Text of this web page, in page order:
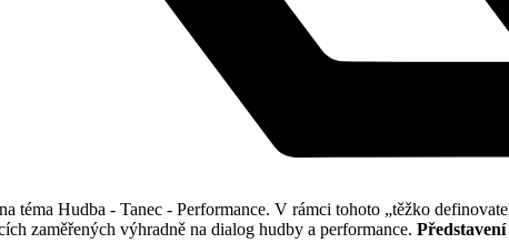
Hudba - Tanec - Performance. V rámci tohoto „těžko
zaměřených výhradně na dialog hudby a performance.